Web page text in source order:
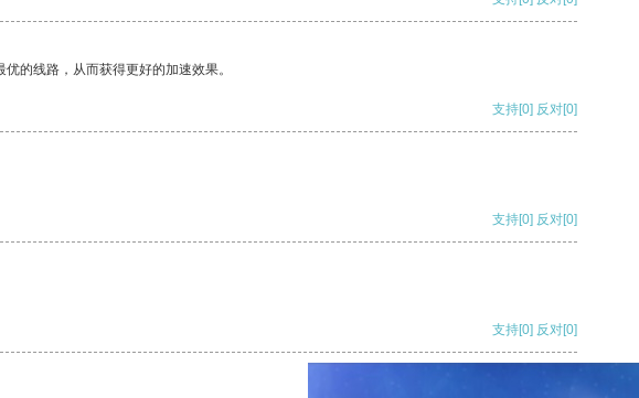
的线路，从而获得更好的加速效果。
支持[0] 反对[0]
支持[0] 反对[0]
支持[0] 反对[0]